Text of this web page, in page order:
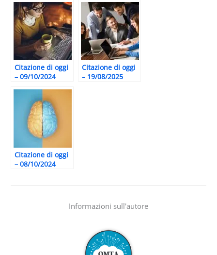
Citazione di oggi
– 09/10/2024
Citazione di oggi
– 19/08/2025
Citazione di oggi
– 08/10/2024
Informazioni sull'autore